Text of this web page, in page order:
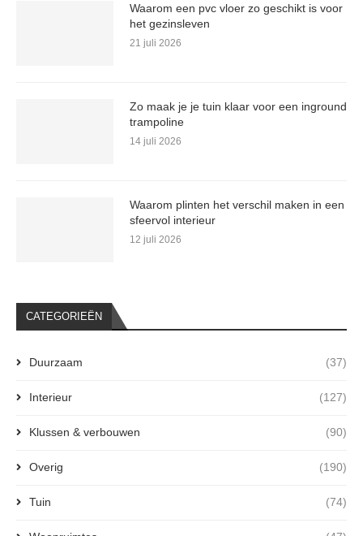
Waarom een pvc vloer zo geschikt is voor
het gezinsleven
21 juli 2026
Zo maak je je tuin klaar voor een inground
trampoline
14 juli 2026
Waarom plinten het verschil maken in een
sfeervol interieur
12 juli 2026
CATEGORIEËN
Duurzaam (37)
Interieur (127)
Klussen & verbouwen (90)
Overig (190)
Tuin (74)